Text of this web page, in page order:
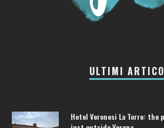
ULTIMI
Hotel Veronesi La Torre: the